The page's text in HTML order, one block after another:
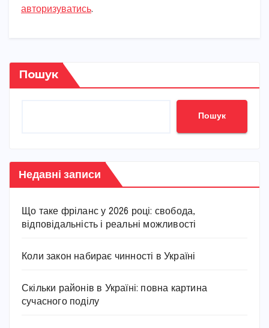
авторизуватись.
Пошук
Пошук
Недавні записи
Що таке фріланс у 2026 році: свобода,
відповідальність і реальні можливості
Коли закон набирає чинності в Україні
Скільки районів в Україні: повна картина
сучасного поділу